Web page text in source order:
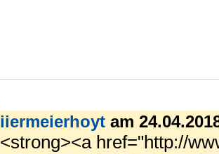
iiermeierhoyt am
<strong><a href="http://www.rogervivierstore.me/">Roger Vivier</a></strong> <br> <strong><a